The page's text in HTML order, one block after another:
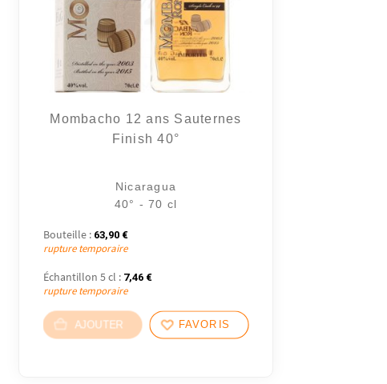
Mombacho 12 ans Sauternes
Finish 40°
Nicaragua
40° - 70 cl
Bouteille : 63,90 €
rupture temporaire
Échantillon 5 cl : 7,46 €
rupture temporaire
AJOUTER FAVORIS